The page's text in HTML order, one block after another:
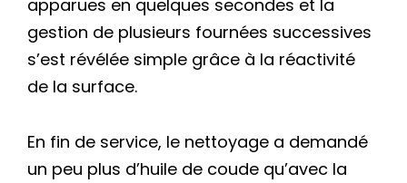
apparues en quelques secondes et la
gestion de plusieurs fournées successives
s’est révélée simple grâce à la réactivité
de la surface.
En fin de service, le nettoyage a demandé
un peu plus d’huile de coude qu’avec la